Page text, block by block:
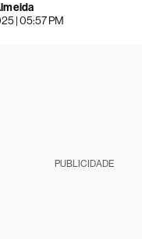
| 05:57 PM
PUBLICIDADE